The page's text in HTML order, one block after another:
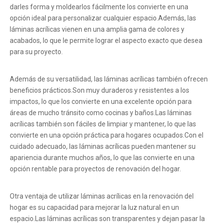
darles forma y moldearlos fácilmente los convierte en una
opción ideal para personalizar cualquier espacio.Además, las
láminas acrílicas vienen en una amplia gama de colores y
acabados, lo que le permite lograr el aspecto exacto que desea
para su proyecto.
Además de su versatilidad, las láminas acrílicas también ofrecen
beneficios prácticos.Son muy duraderos y resistentes a los
impactos, lo que los convierte en una excelente opción para
áreas de mucho tránsito como cocinas y baños.Las láminas
acrílicas también son fáciles de limpiar y mantener, lo que las
convierte en una opción práctica para hogares ocupados.Con el
cuidado adecuado, las láminas acrílicas pueden mantener su
apariencia durante muchos años, lo que las convierte en una
opción rentable para proyectos de renovación del hogar.
Otra ventaja de utilizar láminas acrílicas en la renovación del
hogar es su capacidad para mejorar la luz natural en un
espacio.Las láminas acrílicas son transparentes y dejan pasar la